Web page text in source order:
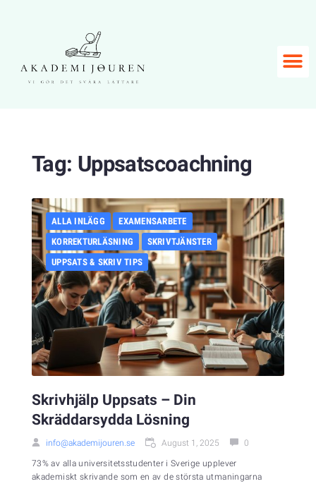
Tag: Uppsatscoachning
ALLA INLÄGG
EXAMENSARBETE
KORREKTURLÄSNING
SKRIVTJÄNSTER
UPPSATS & SKRIV TIPS
Skrivhjälp Uppsats – Din
Skräddarsydda Lösning
info@akademijouren.se August 1, 2025 0
73% av alla universitetsstudenter i Sverige upplever
akademiskt skrivande som en av de största utmaningarna